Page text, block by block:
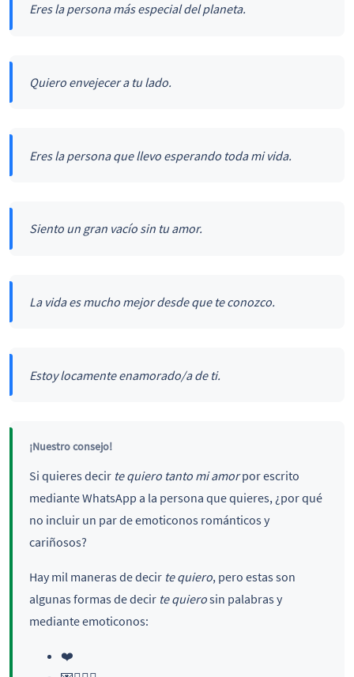
Eres la persona más especial del planeta.
Quiero envejecer a tu lado.
Eres la persona que llevo esperando toda mi vida.
Siento un gran vacío sin tu amor.
La vida es mucho mejor desde que te conozco.
Estoy locamente enamorado/a de ti.
¡Nuestro consejo!
Si quieres decir te quiero tanto mi amorpor escrito
mediante WhatsApp a la persona que quieres, ¿por qué
no incluir un par de emoticonos románticos y
cariñosos?
Hay mil maneras de decir te quiero, pero estas son
algunas formas de decir te quierosin palabras y
mediante emoticonos:
❤️